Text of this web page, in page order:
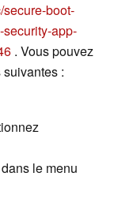
secure-boot-
app-
. Vous pouvez
:
le menu